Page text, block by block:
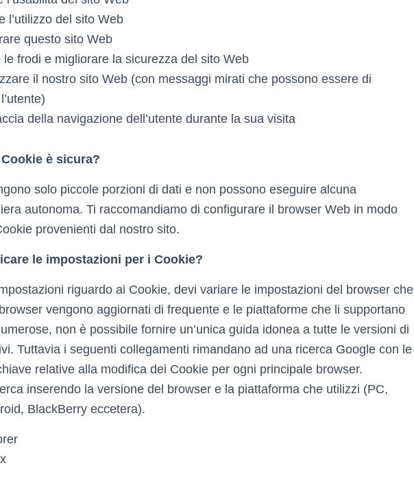
l’utilizzo del sito Web
questo sito Web
le frodi e migliorare la sicurezza del sito Web
il nostro sito Web (con messaggi mirati che possono essere di
della navigazione dell’utente durante la sua visita
è sicura?
solo piccole porzioni di dati e non possono eseguire alcuna
autonoma. Ti raccomandiamo di configurare il browser Web in modo
provenienti dal nostro sito.
le impostazioni per i Cookie?
riguardo ai Cookie, devi variare le impostazioni del browser che
vengono aggiornati di frequente e le piattaforme che li supportano
non è possibile fornire un’unica guida idonea a tutte le versioni di
Tuttavia i seguenti collegamenti rimandano ad una ricerca Google con le
relative alla modifica dei Cookie per ogni principale browser.
inserendo la versione del browser e la piattaforma che utilizzi (PC,
BlackBerry eccetera).